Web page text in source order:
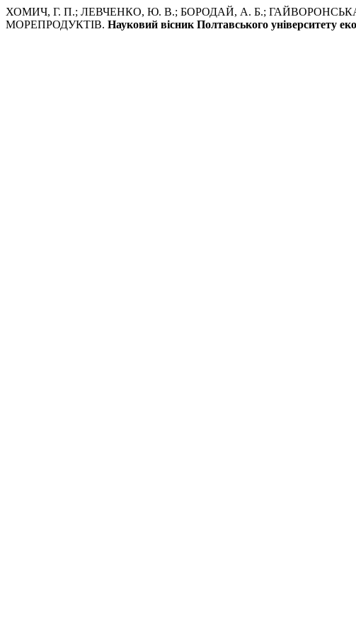
ХОМИЧ, Г. П.; ЛЕВЧЕНКО, Ю. В.; БОРОДАЙ, А. Б.;
МОРЕПРОДУКТІВ. Науковий вісник Полтавського університету